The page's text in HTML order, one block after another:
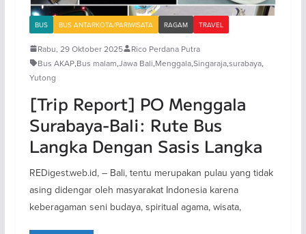
BUS BUS ANTARKOTA/PARIWISATA RAGAM TRAVEL
Rabu, 29 Oktober 2025
Rico Perdana Putra
Bus AKAP,Bus malam,Jawa Bali,Menggala,Singaraja,surabaya,
Yutong
[Trip Report] PO Menggala
Surabaya-Bali: Rute Bus
Langka Dengan Sasis Langka
REDigest.web.id, – Bali, tentu merupakan pulau yang tidak
asing didengar oleh masyarakat Indonesia karena
keberagaman seni budaya, spiritual agama, wisata,